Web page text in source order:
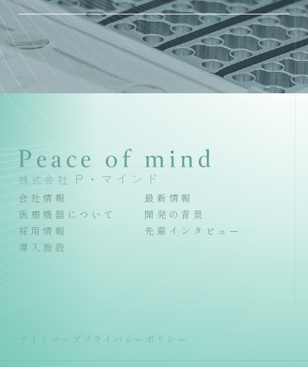
株式会社 P・マインド
会社情報
最新情報
医療機器について
開発の背景
採用情報
先輩インタビュー
導入施設
サイトマップ プライバシーポリシー